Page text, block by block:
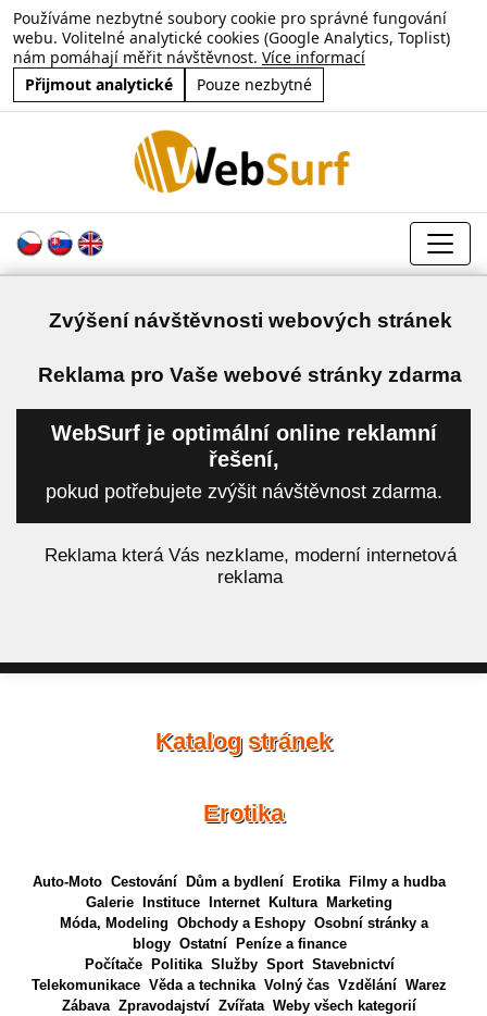
Používáme nezbytné soubory cookie pro správné fungování
webu. Volitelné analytické cookies (Google Analytics, Toplist)
nám pomáhají měřit návštěvnost. Více informací
Přijmout analytické
Pouze nezbytné
Zvýšení návštěvnosti webových stránek
Reklama pro Vaše webové stránky zdarma
WebSurf je optimální online reklamní
řešení,
pokud potřebujete zvýšit návštěvnost zdarma.
Reklama která Vás nezklame, moderní internetová
reklama
Katalog stránek
Erotika
Auto-Moto Cestování Dům a bydlení Erotika
Filmy a hudba
Galerie
Instituce Internet Kultura
Marketing
Móda, Modeling Obchody a Eshopy Osobní stránky a
blogy Ostatní
Peníze a finance
Počítače
Politika Služby Sport Stavebnictví
Telekomunikace Věda a technika Volný čas Vzdělání Warez
Zábava Zpravodajství Zvířata Weby všech kategorií